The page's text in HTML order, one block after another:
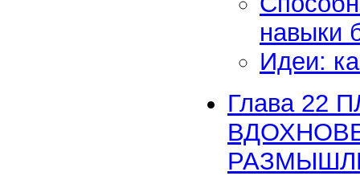
навыки
Идеи:
Глава 22